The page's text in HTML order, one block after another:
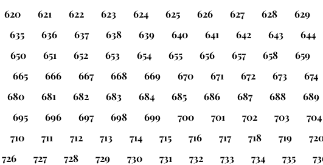
620 621 622 623 624 625 626 627 628
629
635 636 637 638 639 640 641 642 643
644
650 651 652 653 654 655 656 657 658
659
665 666 667 668 669 670 671 672 673
674
680 681 682 683 684 685 686 687 688
689
695 696 697 698 699 700 701 702 703
704
710 711 712 713 714 715 716 717 718 719
726 727 728 729 730 731 732 733 734 735